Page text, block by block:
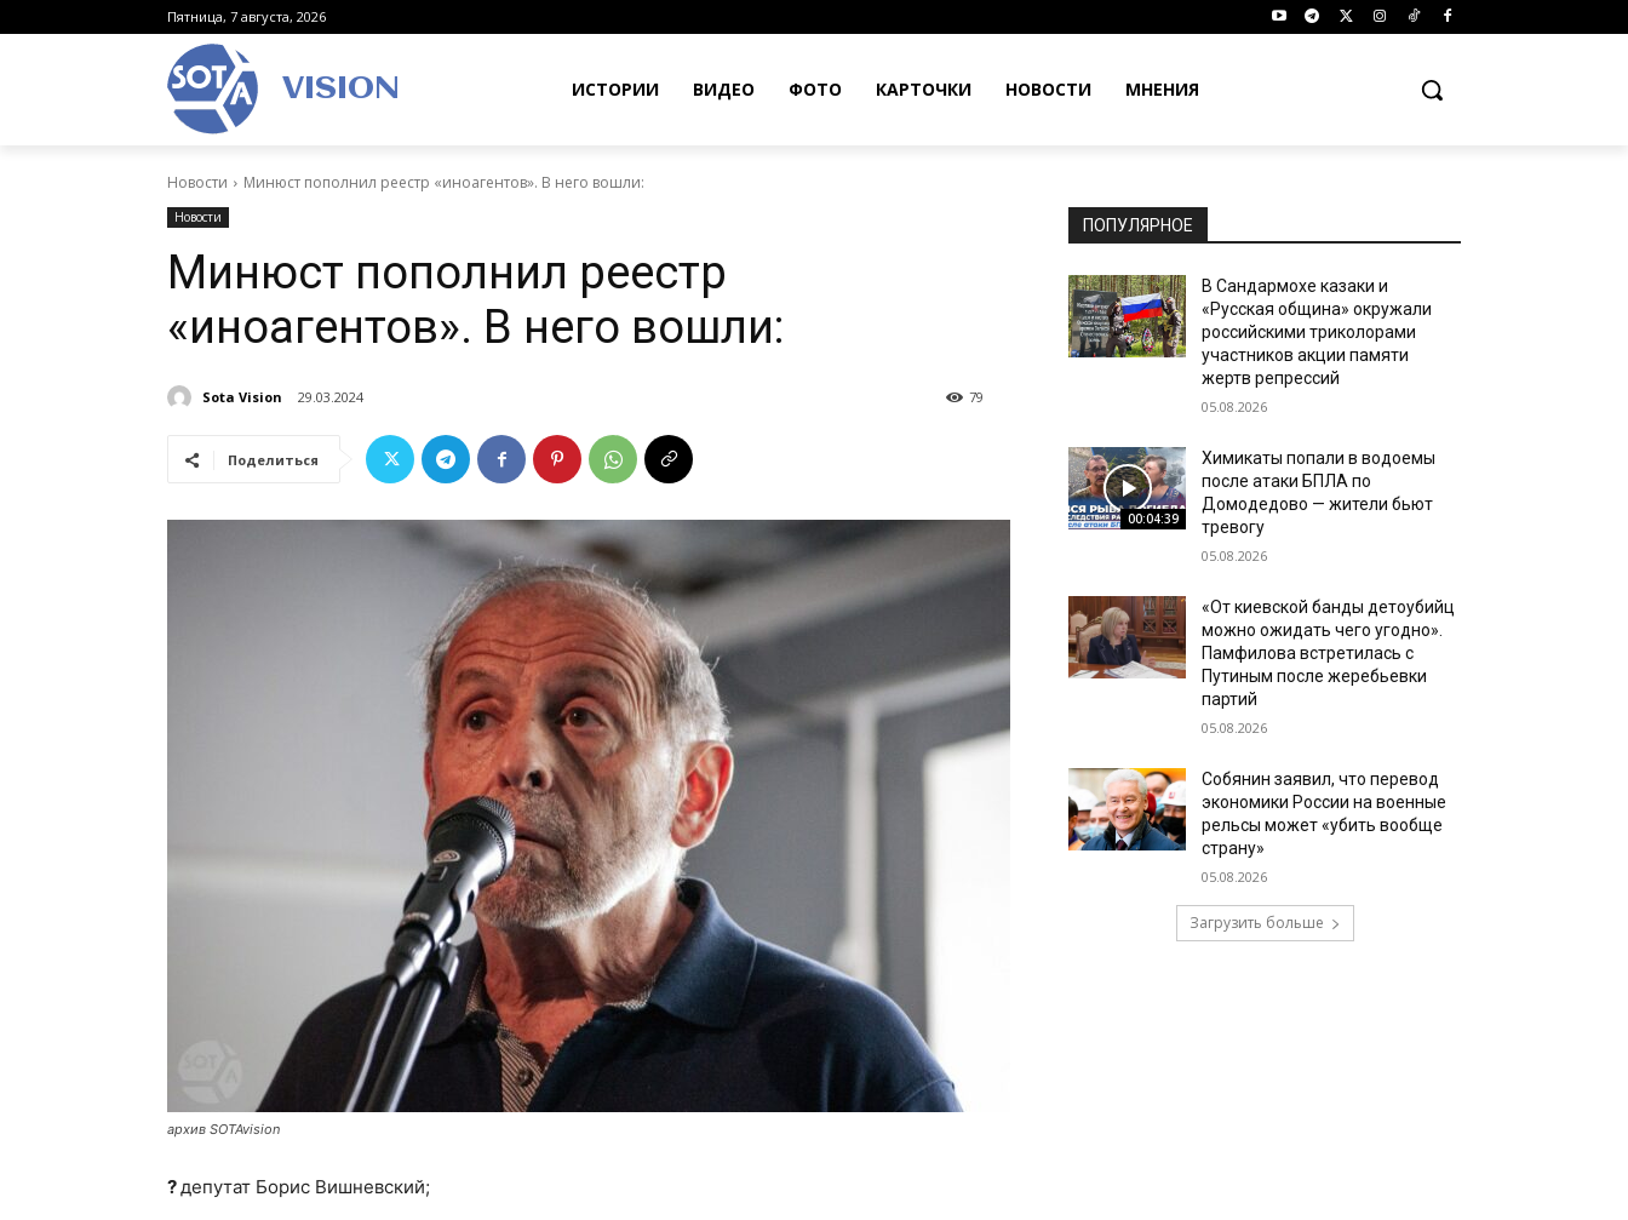
Пятница, 7 августа, 2026
VISION ИСТОРИИ ВИДЕО ФОТО КАРТОЧКИ НОВОСТИ МНЕНИЯ
Новости Минюст пополнил реестр «иноагентов». В него вошли:
Новости
Минюст пополнил реестр
«иноагентов». В него вошли:
Sota Vision 29.03.2024 79
Поделиться
архив SOTAvision
?депутат Борис Вишневский;
ПОПУЛЯРНОЕ
В Сандармохе казаки и
«Русская община» окружали
российскими триколорами
участников акции памяти
жертв репрессий
05.08.2026
00:04:39
Химикаты попали в водоемы
после атаки БПЛА по
Домодедово — жители бьют
тревогу
05.08.2026
«От киевской банды детоубийц
можно ожидать чего угодно».
Памфилова встретилась с
Путиным после жеребьевки
партий
05.08.2026
Собянин заявил, что перевод
экономики России на военные
рельсы может «убить вообще
страну»
05.08.2026
Загрузить больше